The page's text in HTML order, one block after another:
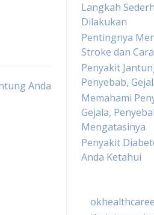
Anda
Langkah
Dilakukan
Pentingnya
Stroke dan
Penyakit
Penyebab,
Memahami
Gejala,
Mengatasinya
Penyakit
Anda Ketahui